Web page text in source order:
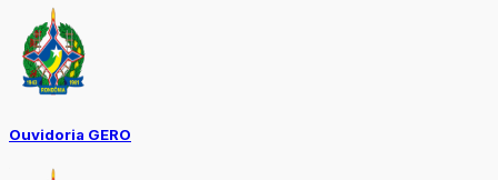
Ouvidoria GERO